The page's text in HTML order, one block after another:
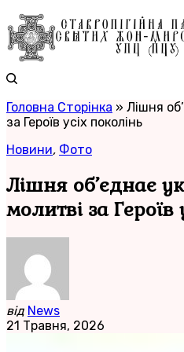
Головна Сторінка » Лішня
за Героїв усіх поколінь
Новини, Фото
Лішня об’єднає
молитві за Героїв
від News
21 Травня, 2026